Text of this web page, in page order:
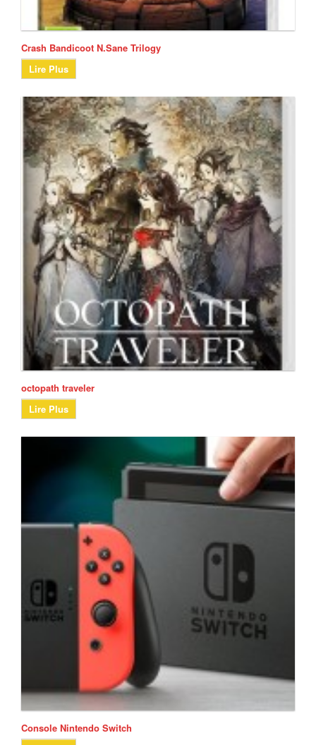
Crash Bandicoot N.Sane Trilogy
Lire Plus
octopath traveler
Lire Plus
Console Nintendo Switch